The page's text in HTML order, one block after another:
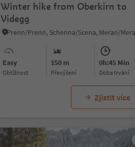
Winter hike from Oberkirn to
Videgg
Easy
Obtížnost
150 m
Převýšení
0h:45 Min
doba trvání
Zjistit více